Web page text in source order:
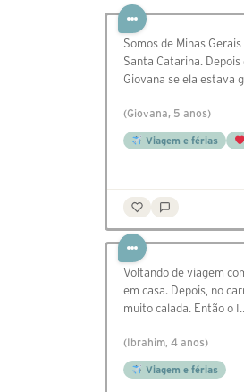
Somos de Minas
Santa Catarina.
Giovana se ela estava
(Giovana, 5 anos)
Viagem e férias
Voltando de viagem
em casa. Depois, no
muito calada. Então o
(Ibrahim, 4 anos)
Viagem e férias